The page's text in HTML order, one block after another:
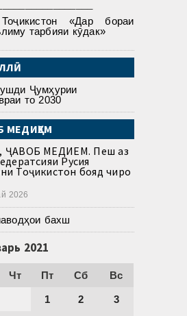
«Дар бораи
тарбияи кӯдак»
Ҷумҳурии
то 2030
МЕДИҲЕМ
МЕДИҲЕМ. Пеш аз
Русия
Тоҷикистон бояд чиро
2026
бахш
2021
Чт Пт Сб Вс
1 2 3